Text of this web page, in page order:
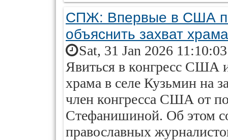
СПЖ: Впервые в США
объяснить захват храма
Sat, 31 Jan 2026
Явиться в конгресс США
храма в селе Кузьмин на
член конгресса США от
Стефанишиной. Об этом
православных